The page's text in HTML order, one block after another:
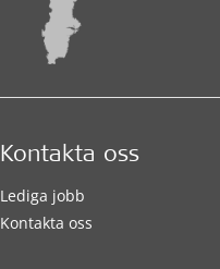
Kontakta oss
Lediga jobb
Kontakta oss